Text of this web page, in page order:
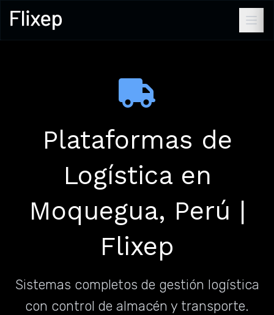
Plataformas de
Logística en
Moquegua, Perú |
Flixep
Sistemas completos de gestión logística
con control de almacén y transporte.